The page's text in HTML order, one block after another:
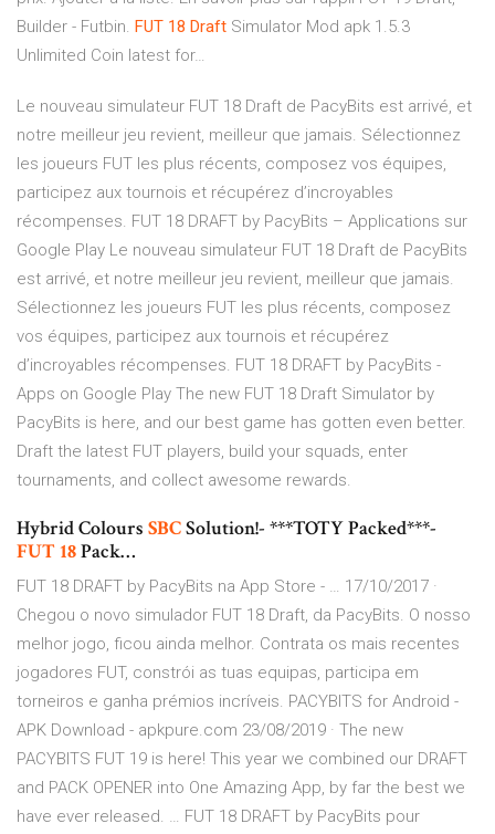
Builder - Futbin. FUT 18 Draft Simulator Mod apk 1.5.3
Unlimited Coin latest for…
Le nouveau simulateur FUT 18 Draft de PacyBits est arrivé, et
notre meilleur jeu revient, meilleur que jamais. Sélectionnez
les joueurs FUT les plus récents, composez vos équipes,
participez aux tournois et récupérez d’incroyables
récompenses. FUT 18 DRAFT by PacyBits – Applications sur
Google Play Le nouveau simulateur FUT 18 Draft de PacyBits
est arrivé, et notre meilleur jeu revient, meilleur que jamais.
Sélectionnez les joueurs FUT les plus récents, composez
vos équipes, participez aux tournois et récupérez
d’incroyables récompenses. FUT 18 DRAFT by PacyBits -
Apps on Google Play The new FUT 18 Draft Simulator by
PacyBits is here, and our best game has gotten even better.
Draft the latest FUT players, build your squads, enter
tournaments, and collect awesome rewards.
Hybrid Colours SBCSolution!- ***TOTY Packed***-
FUT18Pack…
‎FUT 18 DRAFT by PacyBits na App Store - … 17/10/2017 ·
Chegou o novo simulador FUT 18 Draft, da PacyBits. O nosso
melhor jogo, ficou ainda melhor. Contrata os mais recentes
jogadores FUT, constrói as tuas equipas, participa em
torneiros e ganha prémios incríveis. PACYBITS for Android -
APK Download - apkpure.com 23/08/2019 · The new
PACYBITS FUT 19 is here! This year we combined our DRAFT
and PACK OPENER into One Amazing App, by far the best we
have ever released. … FUT 18 DRAFT by PacyBits pour